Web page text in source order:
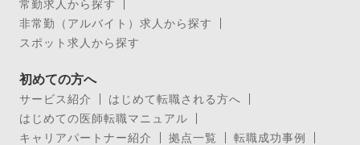
常勤求人から探す
非常勤（アルバイト）求人から探す
スポット求人から探す
初めての方へ
サービス紹介
はじめて転職される方へ
はじめての医師転職マニュアル
キャリアパートナー紹介
拠点一覧
転職成功事例